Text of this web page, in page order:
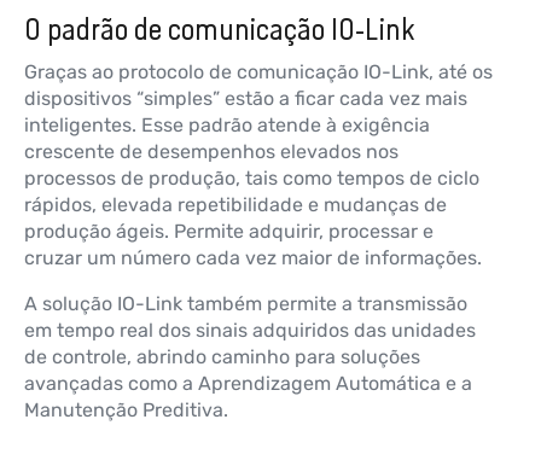
O padrão de comunicação IO-Link
Graças ao protocolo de comunicação IO-Link, até os
dispositivos “simples” estão a ficar cada vez mais
inteligentes. Esse padrão atende à exigência
crescente de desempenhos elevados nos
processos de produção, tais como tempos de ciclo
rápidos, elevada repetibilidade e mudanças de
produção ágeis. Permite adquirir, processar e
cruzar um número cada vez maior de informações.
A solução IO-Link também permite a transmissão
em tempo real dos sinais adquiridos das unidades
de controle, abrindo caminho para soluções
avançadas como a Aprendizagem Automática e a
Manutenção Preditiva.